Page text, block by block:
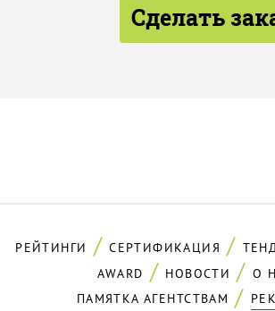
Сделать
РЕЙТИНГИ СЕРТИФИКАЦИЯ
AWARD
НОВОСТИ
О
ПАМЯТКА АГЕНТСТВАМ